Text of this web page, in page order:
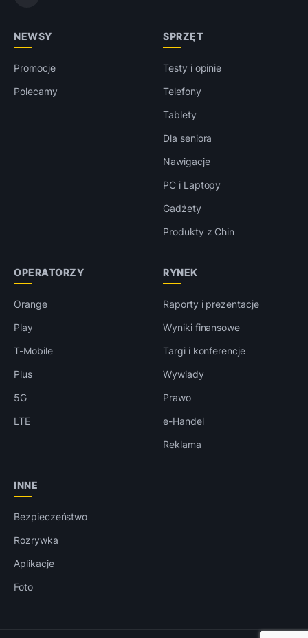
NEWSY
Promocje
Polecamy
SPRZĘT
Testy i opinie
Telefony
Tablety
Dla seniora
Nawigacje
PC i Laptopy
Gadżety
Produkty z Chin
OPERATORZY
Orange
Play
T-Mobile
Plus
5G
LTE
RYNEK
Raporty i prezentacje
Wyniki finansowe
Targi i konferencje
Wywiady
Prawo
e-Handel
Reklama
INNE
Bezpieczeństwo
Rozrywka
Aplikacje
Foto